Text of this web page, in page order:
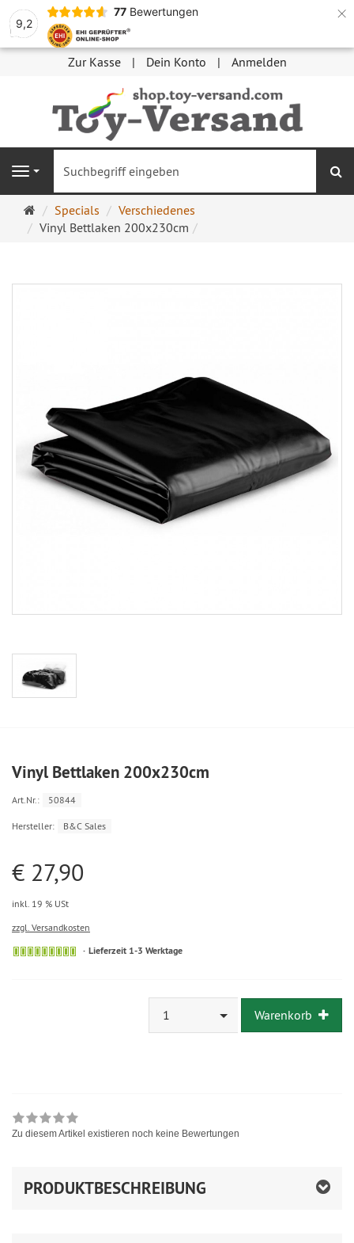
9,2
77 Bewertungen ×
Zur Kasse Dein Konto Anmelden
Navigation
Startseite
Specials
Verschiedenes
Vinyl Bettlaken 200x230cm
Vinyl Bettlaken 200x230cm
Art.Nr.: 50844
Hersteller: B&C Sales
€ 27,90
inkl. 19 % USt
zzgl. Versandkosten
Lieferzeit 1-3 Werktage
1 Warenkorb
Zu diesem Artikel existieren noch keine Bewertungen
PRODUKTBESCHREIBUNG